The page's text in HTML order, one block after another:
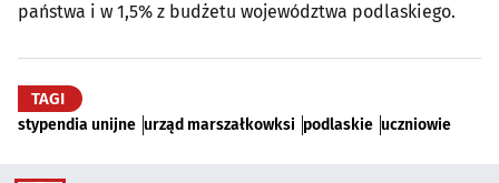
państwa i w 1,5% z budżetu województwa podlaskiego.
TAGI
stypendia unijne urząd marszałkowksi podlaskie uczniowie